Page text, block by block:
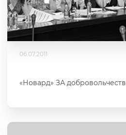
06.07.2011
«Новард» ЗА